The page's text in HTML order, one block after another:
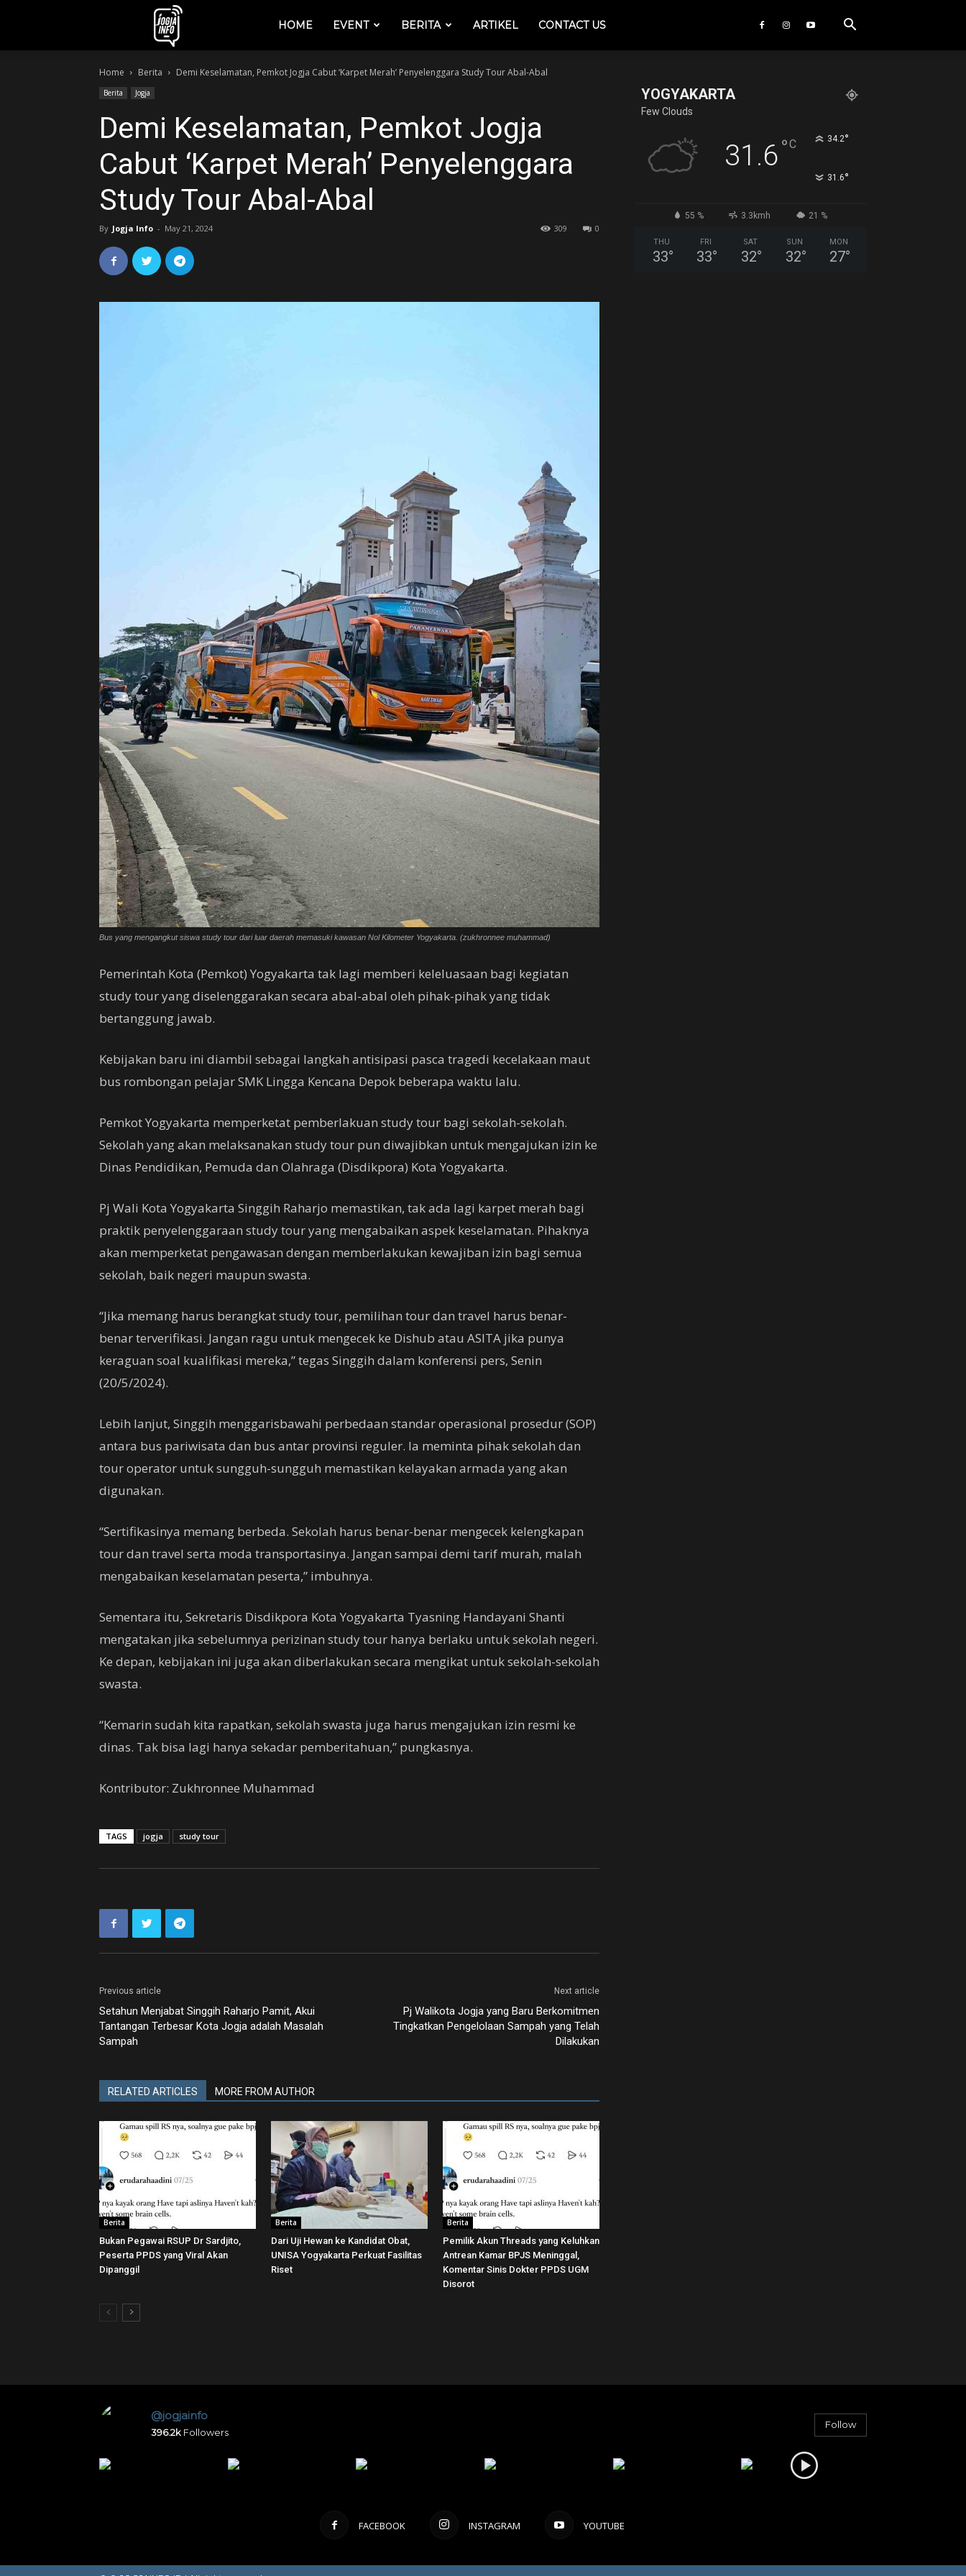
jogjainfo.idHOME EVENT BERITA ARTIKEL CONTACT US
Home Berita Demi Keselamatan, Pemkot Jogja Cabut ‘Karpet Merah’ Penyelenggara Study Tour Abal-Abal
Berita Jogja
Demi Keselamatan, Pemkot Jogja
Cabut ‘Karpet Merah’ Penyelenggara
Study Tour Abal-Abal
By Jogja Info - May 21, 2024 0
309
Bus yang mengangkut siswa study tour dari luar daerah memasuki kawasan Nol Kilometer Yogyakarta. (zukhronnee muhammad)
Pemerintah Kota (Pemkot) Yogyakarta tak lagi memberi keleluasaan bagi kegiatan
study tour yang diselenggarakan secara abal-abal oleh pihak-pihak yang tidak
bertanggung jawab.
Kebijakan baru ini diambil sebagai langkah antisipasi pasca tragedi kecelakaan maut
bus rombongan pelajar SMK Lingga Kencana Depok beberapa waktu lalu.
Pemkot Yogyakarta memperketat pemberlakuan study tour bagi sekolah-sekolah.
Sekolah yang akan melaksanakan study tour pun diwajibkan untuk mengajukan izin ke
Dinas Pendidikan, Pemuda dan Olahraga (Disdikpora) Kota Yogyakarta.
Pj Wali Kota Yogyakarta Singgih Raharjo memastikan, tak ada lagi karpet merah bagi
praktik penyelenggaraan study tour yang mengabaikan aspek keselamatan. Pihaknya
akan memperketat pengawasan dengan memberlakukan kewajiban izin bagi semua
sekolah, baik negeri maupun swasta.
“Jika memang harus berangkat study tour, pemilihan tour dan travel harus benar-
benar terverifikasi. Jangan ragu untuk mengecek ke Dishub atau ASITA jika punya
keraguan soal kualifikasi mereka,” tegas Singgih dalam konferensi pers, Senin
(20/5/2024).
Lebih lanjut, Singgih menggarisbawahi perbedaan standar operasional prosedur (SOP)
antara bus pariwisata dan bus antar provinsi reguler. Ia meminta pihak sekolah dan
tour operator untuk sungguh-sungguh memastikan kelayakan armada yang akan
digunakan.
“Sertifikasinya memang berbeda. Sekolah harus benar-benar mengecek kelengkapan
tour dan travel serta moda transportasinya. Jangan sampai demi tarif murah, malah
mengabaikan keselamatan peserta,” imbuhnya.
Sementara itu, Sekretaris Disdikpora Kota Yogyakarta Tyasning Handayani Shanti
mengatakan jika sebelumnya perizinan study tour hanya berlaku untuk sekolah negeri.
Ke depan, kebijakan ini juga akan diberlakukan secara mengikat untuk sekolah-sekolah
swasta.
“Kemarin sudah kita rapatkan, sekolah swasta juga harus mengajukan izin resmi ke
dinas. Tak bisa lagi hanya sekadar pemberitahuan,” pungkasnya.
Kontributor: Zukhronnee Muhammad
TAGS jogja study tour
Previous article
Setahun Menjabat Singgih Raharjo Pamit, Akui
Tantangan Terbesar Kota Jogja adalah Masalah
Sampah
Next article
Pj Walikota Jogja yang Baru Berkomitmen
Tingkatkan Pengelolaan Sampah yang Telah
Dilakukan
RELATED ARTICLES MORE FROM AUTHOR
Berita
Bukan Pegawai RSUP Dr Sardjito,
Peserta PPDS yang Viral Akan
Dipanggil
Berita
Dari Uji Hewan ke Kandidat Obat,
UNISA Yogyakarta Perkuat Fasilitas
Riset
Berita
Pemilik Akun Threads yang Keluhkan
Antrean Kamar BPJS Meninggal,
Komentar Sinis Dokter PPDS UGM
Disorot
YOGYAKARTA
Few Clouds
31.6°C 34.2°
31.6°
55 % 3.3kmh 21 %
THU
33°
FRI
33°
SAT
32°
SUN
32°
MON
27°
@jogjainfo
396.2k Followers
Follow
FACEBOOK INSTAGRAM YOUTUBE